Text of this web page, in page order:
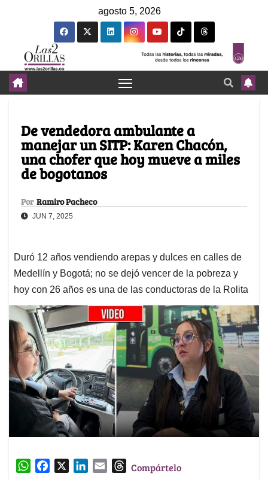
agosto 5, 2026
De vendedora ambulante a
manejar un SITP: Karen Chacón,
una chofer que hoy mueve a miles
de bogotanos
Por Ramiro Pacheco
JUN 7, 2025
Duró 12 años vendiendo arepas y dulces en calles de
Medellín y Bogotá; no se dejó vencer de la pobreza y
hoy con 26 años es una de las conductoras de la Rolita
W
TCompártelo